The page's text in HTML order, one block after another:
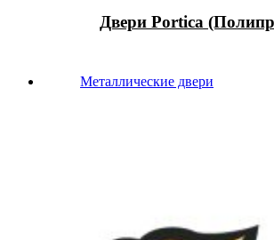
Двери Portica
Металлические двери